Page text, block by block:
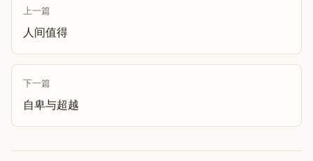
上一篇
人间值得
下一篇
自卑与超越